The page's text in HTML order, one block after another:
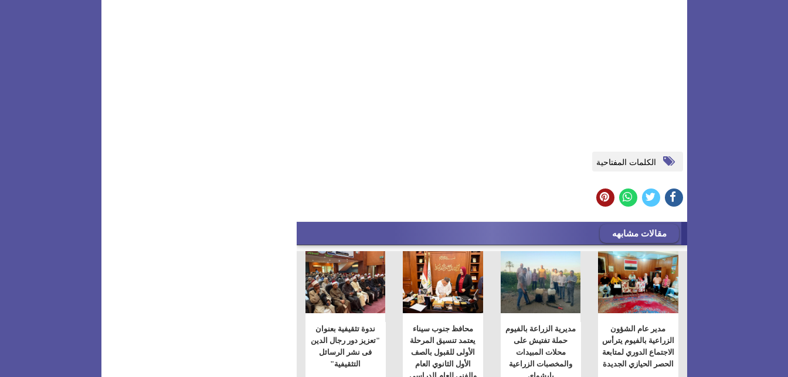
الكلمات المفتاحية
مقالات مشابهه
مدير عام الشؤون
الزراعية بالفيوم يترأس
الاجتماع الدوري لمتابعة
الحصر الحيازي الجديدة
مديرية الزراعة بالفيوم
حملة تفتيش على
محلات المبيدات
والمخصبات الزراعية
محافظ جنوب سيناء
يعتمد تنسيق المرحلة
الأولى للقبول بالصف
الأول الثانوي العام
ندوة تثقيفية بعنوان
"تعزيز دور رجال الدين
فى نشر الرسائل
التثقيفية"